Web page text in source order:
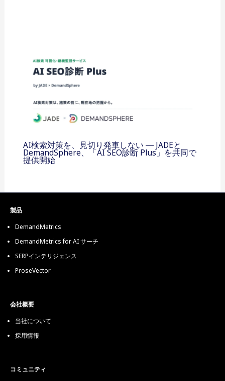
AI検索対策を、見切り発車しない ― JADEと
DemandSphere、「AI SEO診断 Plus」を共同で
提供開始
製品
DemandMetrics
DemandMetrics for AI サーチ
SERPインテリジェンス
ProseVector
会社概要
当社について
採用情報
コミュニティ